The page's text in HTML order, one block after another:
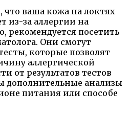
что ваша кожа на локтях
из-за аллергии на
рекомендуется посетить
Они смогут
которые позволят
аллергической
от результатов тестов
дополнительные анализы
питания или способе